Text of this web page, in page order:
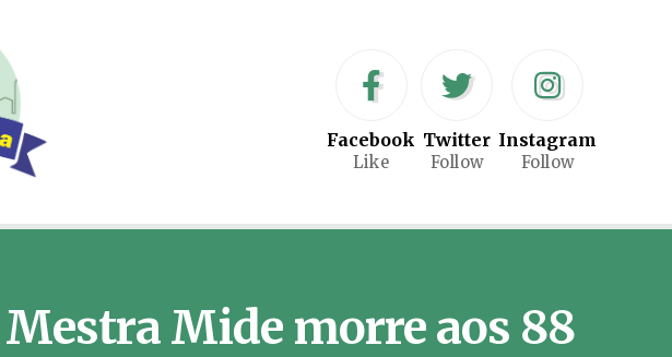
Facebook
Like
Twitter
Follow
Instagram
Follow
Mide morre aos 88